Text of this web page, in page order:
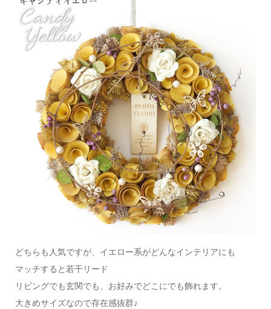
どちらも人気ですが、イエロー系がどんなインテリアにも
マッチすると若干リード
リビングでも玄関でも、お好みでどこにでも飾れます。
大きめサイズなので存在感抜群♪